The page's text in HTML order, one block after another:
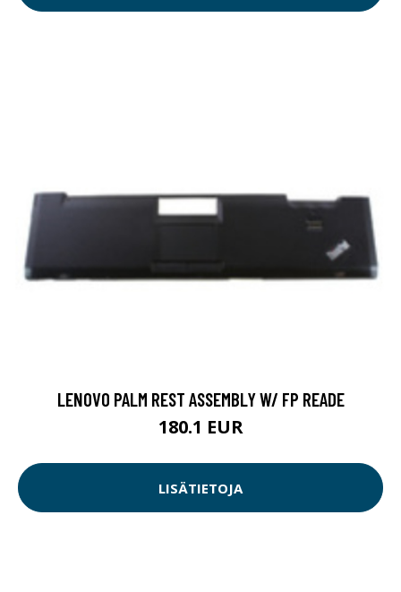
LENOVO PALM REST ASSEMBLY W/ FP READE
180.1 EUR
LISÄTIETOJA